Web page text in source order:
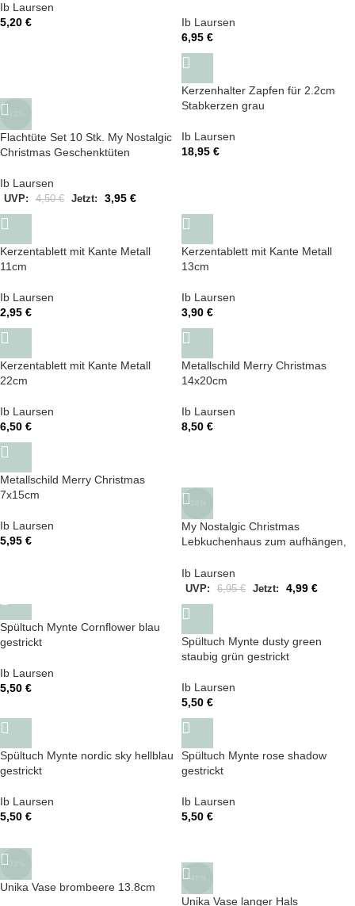
Ib Laursen
5,20 €
Ib Laursen
6,95 €
-12%
Flachtüte Set 10 Stk. My Nostalgic
Christmas Geschenktüten
Ib Laursen
UVP: 4,50€ Jetzt: 3,95 €
Kerzenhalter Zapfen für 2.2cm
Stabkerzen grau
Ib Laursen
18,95 €
Kerzentablett mit Kante Metall
11cm
Ib Laursen
2,95 €
Kerzentablett mit Kante Metall
13cm
Ib Laursen
3,90 €
Kerzentablett mit Kante Metall
22cm
Ib Laursen
6,50 €
Metallschild Merry Christmas
14x20cm
Ib Laursen
8,50 €
Metallschild Merry Christmas
7x15cm
Ib Laursen
5,95 €
-28%
My Nostalgic Christmas
Lebkuchenhaus zum aufhängen,
Ib Laursen
UVP: 6,95€ Jetzt: 4,99 €
Spültuch Mynte Cornflower blau
gestrickt
Ib Laursen
5,50 €
Spültuch Mynte dusty green
staubig grün gestrickt
Ib Laursen
5,50 €
Spültuch Mynte nordic sky hellblau
gestrickt
Ib Laursen
5,50 €
Spültuch Mynte rose shadow
gestrickt
Ib Laursen
5,50 €
-33%
Unika Vase brombeere 13.8cm
-45%
Unika Vase langer Hals